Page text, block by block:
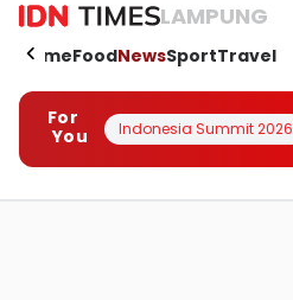
LAMPUNG
HomeFoodNewsSportTravel
For
You
Indonesia Summit 2026